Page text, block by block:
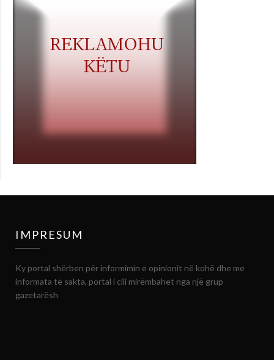
IMPRESUM
Ky portal shërben për informimin e opinionit në kohë dhe me
informata të sakta, portal i cili mirëmbahet nga një grup
gazetarësh